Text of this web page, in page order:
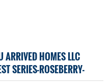
ARRIVED HOMES LLC
SERIES-ROSEBERRY-